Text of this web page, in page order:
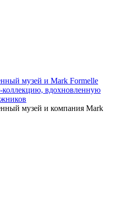
музей и Mark Formelle
коллекцию, вдохновленную
музей и компания Mark